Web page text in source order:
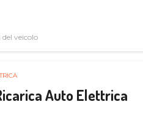
veicolo
Auto Elettrica